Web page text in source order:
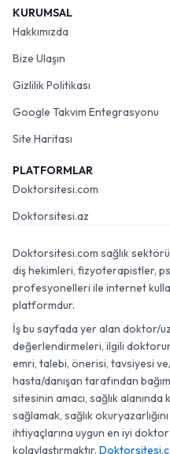
KURUMSAL
Hakkımızda
Bize Ulaşın
Gizlilik Politikası
Google Takvim Entegrasyonu
Site Haritası
PLATFORMLAR
Doktorsitesi.com
Doktorsitesi.az
Doktorsitesi.com sağlık
diş hekimleri, fizyoterapistler,
profesyonelleri ile internet
platformdur.
İş bu sayfada yer alan doktor/
değerlendirmeleri, ilgili
emri, talebi, önerisi, tavsiyesi
hasta/danışan tarafından
sitesinin amacı, sağlık
sağlamak, sağlık
ihtiyaçlarına uygun en iyi doktor
kolaylaştırmaktır.